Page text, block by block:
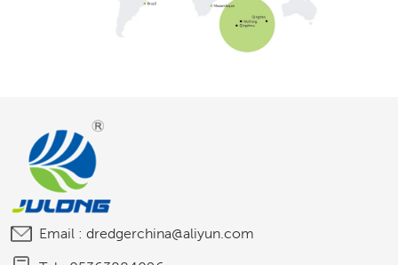
Email : dredgerchina@aliyun.com